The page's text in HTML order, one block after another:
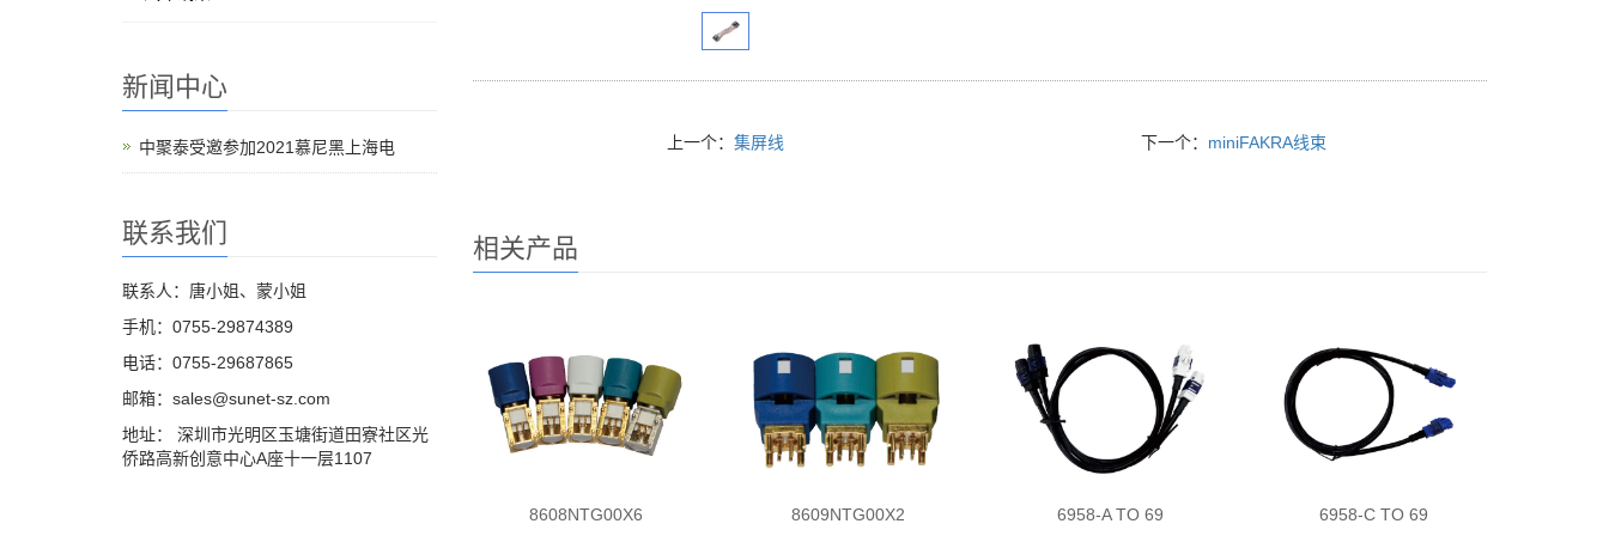
上一个：集屏线 下一个： miniFAKRA线束
相关产品
8608NTG00X6 8609NTG00X2 6958-A TO 69 6958-C TO 69
新闻中心
中聚泰受邀参加2021慕尼黑上海电
联系我们
联系人：唐小姐、蒙小姐
手机：0755-29874389
电话：0755-29687865
邮箱：sales@sunet-sz.com
地址： 深圳市光明区玉塘街道田寮社区光
侨路高新创意中心A座十一层1107